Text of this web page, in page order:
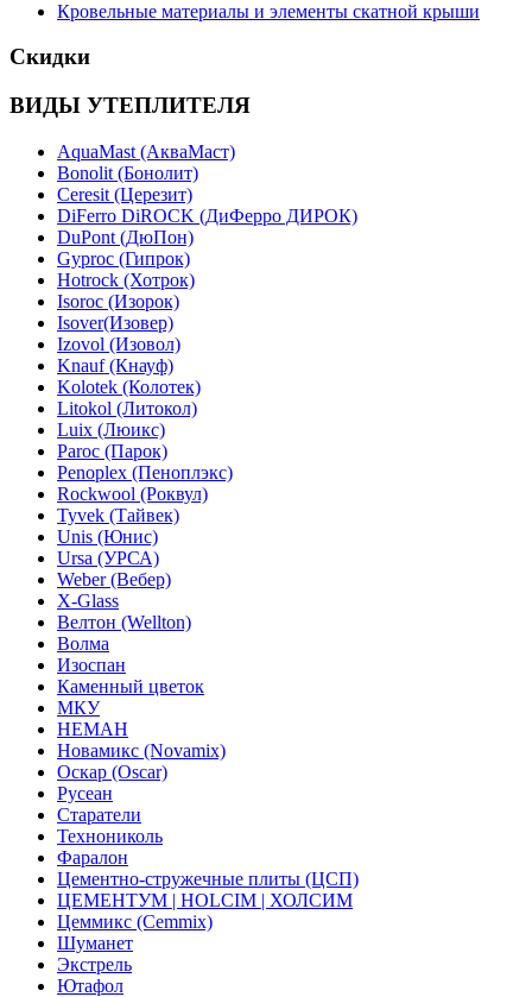
Кровельные материалы и элементы скатной крыши
Скидки
ВИДЫ УТЕПЛИТЕЛЯ
AquaMast (АкваМаст)
Bonolit (Бонолит)
Ceresit (Церезит)
DiFerro DiROCK (ДиФерро ДИРОК)
DuPont (ДюПон)
Gyproc (Гипрок)
Hotrock (Хотрок)
Isoroc (Изорок)
Isover(Изовер)
Izovol (Изовол)
Knauf (Кнауф)
Kolotek (Колотек)
Litokol (Литокол)
Luix (Люикс)
Paroc (Парок)
Penoplex (Пеноплэкс)
Rockwool (Роквул)
Tyvek (Тайвек)
Unis (Юнис)
Ursa (УРСА)
Weber (Вебер)
X-Glass
Велтон (Wellton)
Волма
Изоспан
Каменный цветок
МКУ
НЕМАН
Новамикс (Novamix)
Оскар (Oscar)
Русеан
Старатели
Технониколь
Фаралон
Цементно-стружечные плиты (ЦСП)
ЦЕМЕНТУМ | HOLCIM | ХОЛСИМ
Цеммикс (Cemmix)
Шуманет
Экстрель
Ютафол